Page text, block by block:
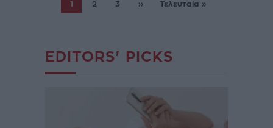
1 2 3 ›› Τελευταία »
EDITORS' PICKS